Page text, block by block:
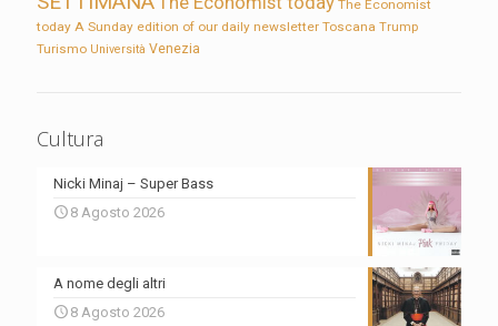
The Economist
today A Sunday edition of our daily newsletter Toscana Trump
Turismo Università Venezia
Cultura
Nicki Minaj – Super Bass
8 Agosto 2026
A nome degli altri
8 Agosto 2026